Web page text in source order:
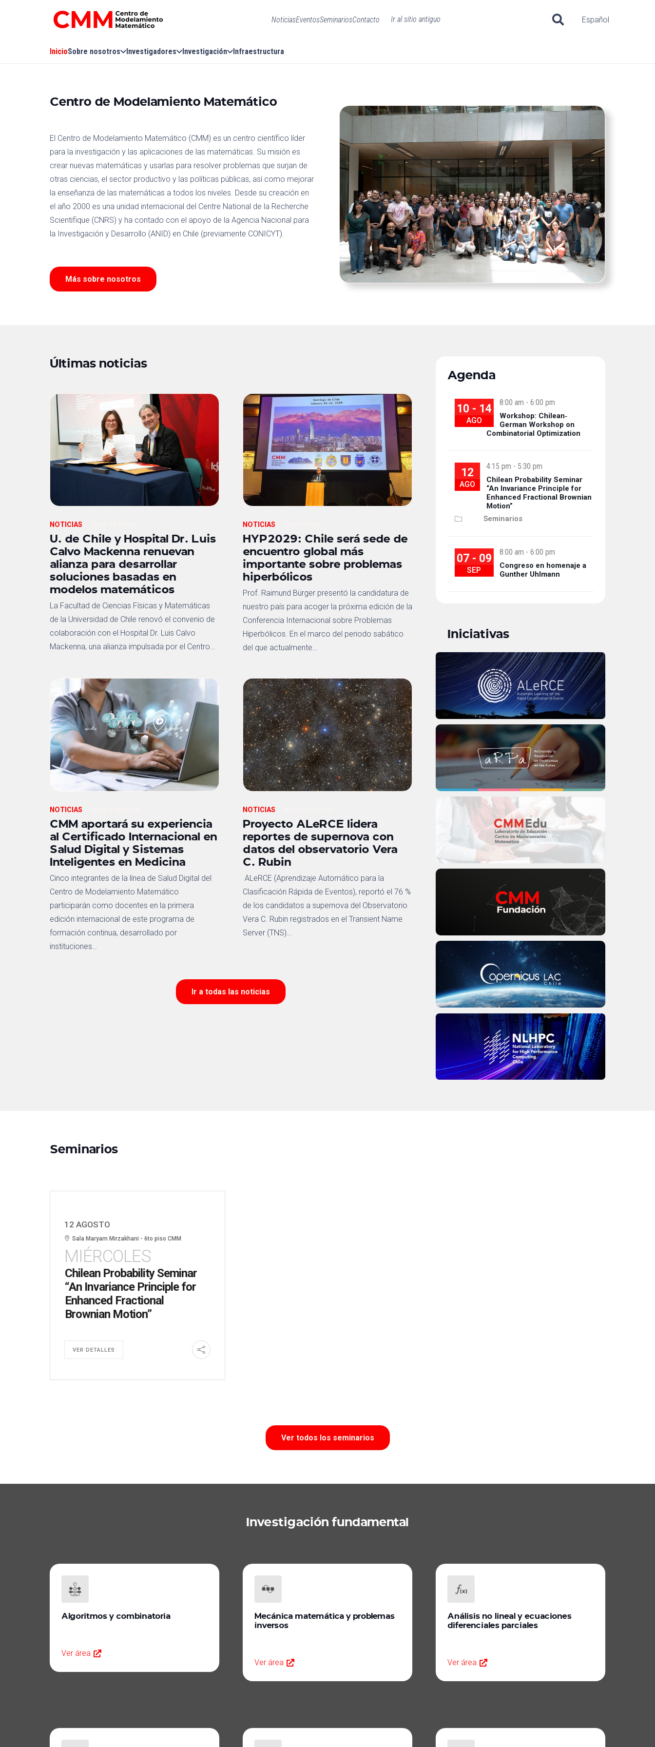
NoticiasEventosSeminariosContacto Ir al sitio antiguo Español
InicioSobre nosotros Investigadores Investigación Infraestructura
Centro de Modelamiento Matemático
El Centro de Modelamiento Matemático (CMM) es un centro científico líder
para la investigación y las aplicaciones de las matemáticas. Su misión es
crear nuevas matemáticas y usarlas para resolver problemas que surjan de
otras ciencias, el sector productivo y las políticas públicas, así como mejorar
la enseñanza de las matemáticas a todos los niveles. Desde su creación en
el año 2000 es una unidad internacional del Centre National de la Recherche
Scientifique (CNRS) y ha contado con el apoyo de la Agencia Nacional para
la Investigación y Desarrollo (ANID) en Chile (previamente CONICYT).
Más sobre nosotros
Últimas noticias
NOTICIAS
U. de Chile y Hospital Dr. Luis
Calvo Mackenna renuevan
alianza para desarrollar
soluciones basadas en
modelos matemáticos
La Facultad de Ciencias Físicas y Matemáticas
de la Universidad de Chile renovó el convenio de
colaboración con el Hospital Dr. Luis Calvo
Mackenna, una alianza impulsada por el Centro…
NOTICIAS
HYP2029: Chile será sede de
encuentro global más
importante sobre problemas
hiperbólicos
Prof. Raimund Bürger presentó la candidatura de
nuestro país para acoger la próxima edición de la
Conferencia Internacional sobre Problemas
Hiperbólicos. En el marco del periodo sabático
del que actualmente…
NOTICIAS
CMM aportará su experiencia
al Certificado Internacional en
Salud Digital y Sistemas
Inteligentes en Medicina
Cinco integrantes de la línea de Salud Digital del
Centro de Modelamiento Matemático
participarán como docentes en la primera
edición internacional de este programa de
formación continua, desarrollado por
instituciones…
NOTICIAS
Proyecto ALeRCE lidera
reportes de supernova con
datos del observatorio Vera
C. Rubin
ALeRCE (Aprendizaje Automático para la
Clasificación Rápida de Eventos), reportó el 76 %
de los candidatos a supernova del Observatorio
Vera C. Rubin registrados en el Transient Name
Server (TNS)…
Ir a todas las noticias
Agenda
10 - 14
AGO
8:00 am - 6:00 pm
Workshop: Chilean‐
German Workshop on
Combinatorial Optimization
12
AGO
4:15 pm - 5:30 pm
Chilean Probability Seminar
“An Invariance Principle for
Enhanced Fractional Brownian
Motion”
Seminarios
07 - 09
SEP
8:00 am - 6:00 pm
Congreso en homenaje a
Gunther Uhlmann
Iniciativas
Seminarios
12 AGOSTO
Sala Maryam Mirzakhani - 6to piso CMM
MIÉRCOLES
Chilean Probability Seminar
“An Invariance Principle for
Enhanced Fractional
Brownian Motion”
VER DETALLES
Ver todos los seminarios
Investigación fundamental
Algoritmos y combinatoria
Ver área
Mecánica matemática y problemas
inversos
Ver área
Análisis no lineal y ecuaciones
diferenciales parciales
Ver área